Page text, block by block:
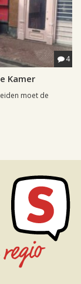
4
Kamer
moet de